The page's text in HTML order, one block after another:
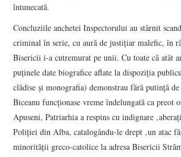
întunecată.
Concluziile anchetei Inspectorului au stârnit
criminal în serie, cu aură de justiţiar malefic, în
Bisericii i-a cutremurat pe unii. Cu toate că atât
puţinele date biografice aflate la dispoziţia
clădise şi monografia) demonstrau fără putinţă de
Biceanu funcţionase vreme îndelungată ca preot
Apuseni, Patriarhia a respins cu indignare
Poliţiei din Alba, catalogându-le drept ‚un atac
minorităţii greco-catolice la adresa Bisericii